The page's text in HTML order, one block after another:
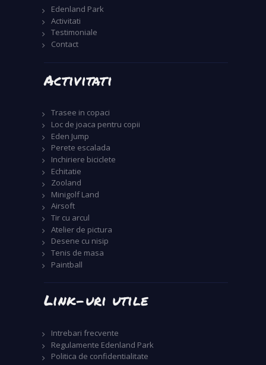
Edenland Park
Activitati
Testimoniale
Contact
Activitati
Trasee in copaci
Loc de joaca pentru copii
Eden Jump
Perete escalada
Inchiriere biciclete
Echitatie
Zooland
Minigolf Land
Airsoft
Tir cu arcul
Atelier de pictura
Desene cu nisip
Tenis de masa
Paintball
Link-uri utile
Intrebari frecvente
Regulamente Edenland Park
Politica de confidentialitate